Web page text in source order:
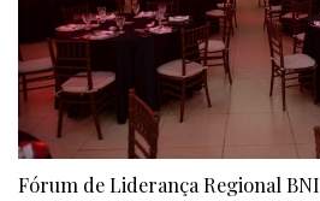
Fórum de Liderança Regional BNI